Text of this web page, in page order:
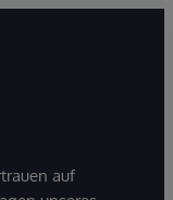
auf